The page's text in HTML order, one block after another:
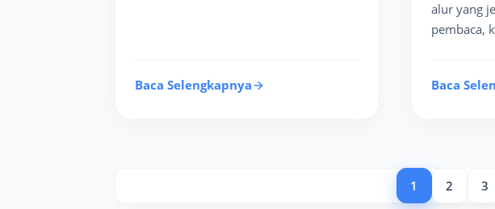
Baca Selengkapnya
alur yang
pembaca,
Baca
1 2 3